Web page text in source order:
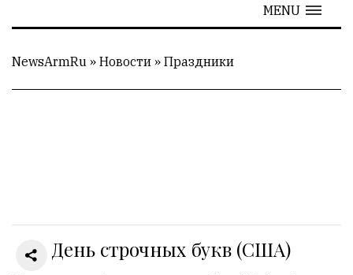
РЕКЛАМА
1
Гостей:
MENU
NewsArmRu » Новости » Праздники
День строчных букв (США)